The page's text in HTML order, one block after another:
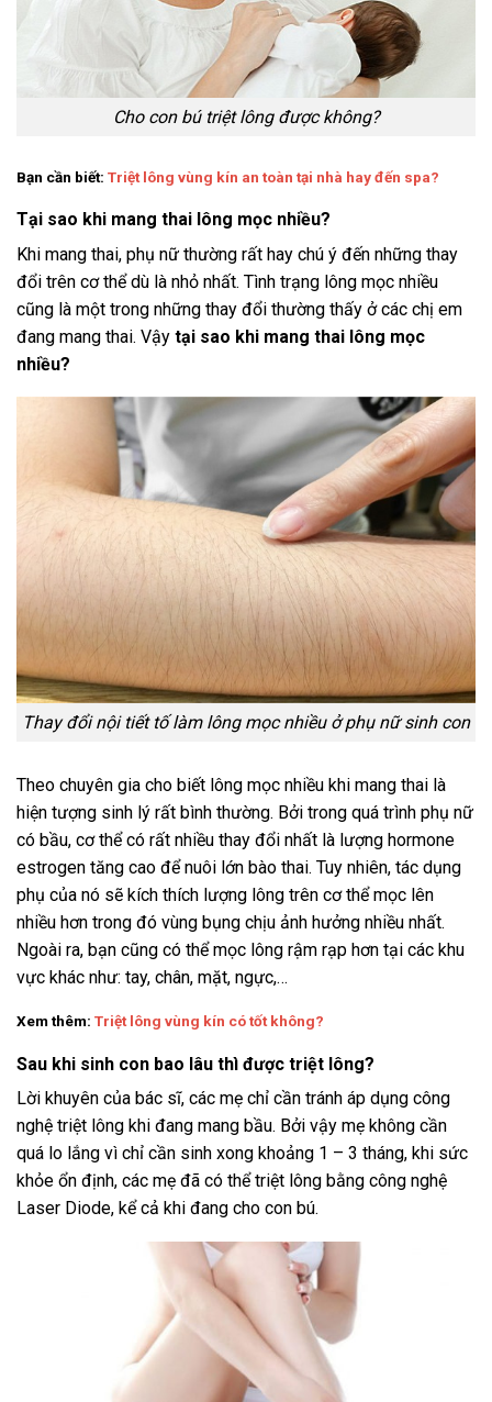
Cho con bú triệt lông được không?
Bạn cần biết: Triệt lông vùng kín an toàn tại nhà hay đến spa?
Tại sao khi mang thai lông mọc nhiều?
Khi mang thai, phụ nữ thường rất hay chú ý đến những thay
đổi trên cơ thể dù là nhỏ nhất. Tình trạng lông mọc nhiều
cũng là một trong những thay đổi thường thấy ở các chị em
đang mang thai. Vậy tại sao khi mang thai lông mọc
nhiều?
Thay đổi nội tiết tố làm lông mọc nhiều ở phụ nữ sinh con
Theo chuyên gia cho biết lông mọc nhiều khi mang thai là
hiện tượng sinh lý rất bình thường. Bởi trong quá trình phụ nữ
có bầu, cơ thể có rất nhiều thay đổi nhất là lượng hormone
estrogen tăng cao để nuôi lớn bào thai. Tuy nhiên, tác dụng
phụ của nó sẽ kích thích lượng lông trên cơ thể mọc lên
nhiều hơn trong đó vùng bụng chịu ảnh hưởng nhiều nhất.
Ngoài ra, bạn cũng có thể mọc lông rậm rạp hơn tại các khu
vực khác như: tay, chân, mặt, ngực,…
Xem thêm: Triệt lông vùng kín có tốt không?
Sau khi sinh con bao lâu thì được triệt lông?
Lời khuyên của bác sĩ, các mẹ chỉ cần tránh áp dụng công
nghệ triệt lông khi đang mang bầu. Bởi vậy mẹ không cần
quá lo lắng vì chỉ cần sinh xong khoảng 1 – 3 tháng, khi sức
khỏe ổn định, các mẹ đã có thể triệt lông bằng công nghệ
Laser Diode, kể cả khi đang cho con bú.